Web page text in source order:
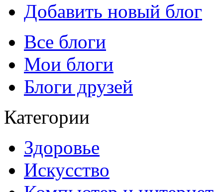
Добавить новый блог
Все блоги
Мои блоги
Блоги друзей
Категории
Здоровье
Искусство